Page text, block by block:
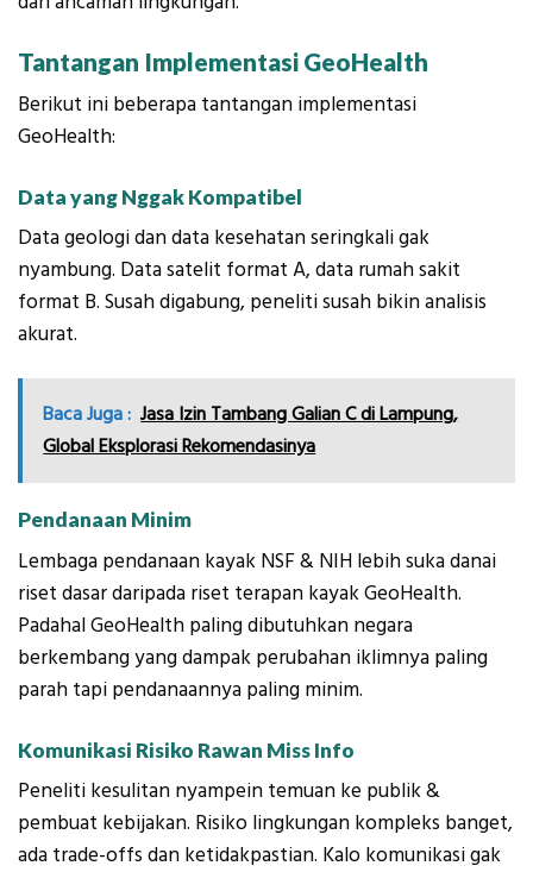
Tantangan Implementasi GeoHealth
Berikut ini beberapa tantangan implementasi
GeoHealth:
Data yang Nggak Kompatibel
Data geologi dan data kesehatan seringkali gak
nyambung. Data satelit format A, data rumah sakit
format B. Susah digabung, peneliti susah bikin analisis
akurat.
Baca Juga : Jasa Izin Tambang Galian C di Lampung,
Global Eksplorasi Rekomendasinya
Pendanaan Minim
Lembaga pendanaan kayak NSF & NIH lebih suka danai
riset dasar daripada riset terapan kayak GeoHealth.
Padahal GeoHealth paling dibutuhkan negara
berkembang yang dampak perubahan iklimnya paling
parah tapi pendanaannya paling minim.
Komunikasi Risiko Rawan Miss Info
Peneliti kesulitan nyampein temuan ke publik &
pembuat kebijakan. Risiko lingkungan kompleks banget,
ada trade-offs dan ketidakpastian. Kalo komunikasi gak